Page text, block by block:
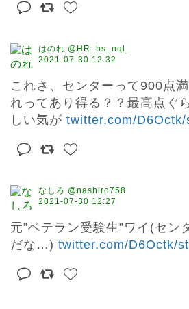
はのれ @HR_bs_nql_
2021-07-30 12:32
これさ、センターって900点
れってあり得る？？最高点ぐ
しい気が twitter.com/
なしろ @nashiro758
2021-07-30 12:27
元”ベテラン受験生”ワイ(セン
だな…) twitter.com/D6Octk/